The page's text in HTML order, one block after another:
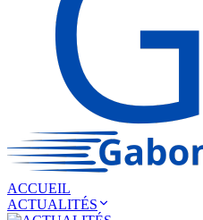
ACCUEIL
ACTUALITÉS